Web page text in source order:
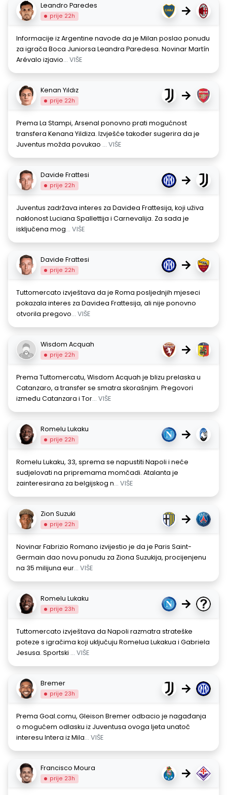
Leandro Paredes
prije 22h →
Informacije iz Argentine navode da je Milan poslao ponudu
za igrača Boca Juniorsa Leandra Paredesa. Novinar Martín
Arévalo izjavio... VIŠE
Kenan Yıldız
prije 22h →
Prema La Stampi, Arsenal ponovno prati mogućnost
transfera Kenana Yildiza. Izvješće također sugerira da je
Juventus možda povukao ... VIŠE
Davide Frattesi
prije 22h →
Juventus zadržava interes za Davidea Frattesija, koji uživa
naklonost Luciana Spallettija i Carnevalija. Za sada je
isključena mog... VIŠE
Davide Frattesi
prije 22h →
Tuttomercato izvještava da je Roma posljednjih mjeseci
pokazala interes za Davidea Frattesija, ali nije ponovno
otvorila pregovo... VIŠE
Wisdom Acquah
prije 22h →
Prema Tuttomercatu, Wisdom Acquah je blizu prelaska u
Catanzaro, a transfer se smatra skorašnjim. Pregovori
između Catanzara i Tor... VIŠE
Romelu Lukaku
prije 22h →
Romelu Lukaku, 33, sprema se napustiti Napoli i neće
sudjelovati na pripremama momčadi. Atalanta je
zainteresirana za belgijskog n... VIŠE
Zion Suzuki
prije 22h →
Novinar Fabrizio Romano izvijestio je da je Paris Saint-
Germain dao novu ponudu za Ziona Suzukija, procijenjenu
na 35 milijuna eur... VIŠE
Romelu Lukaku
prije 23h →
Tuttomercato izvještava da Napoli razmatra strateške
poteze s igračima koji uključuju Romelua Lukakua i Gabriela
Jesusa. Sportski ... VIŠE
Bremer
prije 23h →
Prema Goal.comu, Gleison Bremer odbacio je nagađanja
o mogućem odlasku iz Juventusa ovoga ljeta unatoč
interesu Intera iz Mila... VIŠE
Francisco Moura
prije 23h →